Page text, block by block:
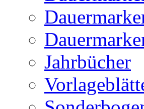
Jahrbücher